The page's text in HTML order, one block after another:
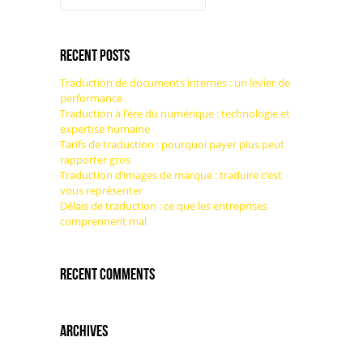
Recent Posts
Traduction de documents internes : un levier de
performance
Traduction à l’ère du numérique : technologie et
expertise humaine
Tarifs de traduction : pourquoi payer plus peut
rapporter gros
Traduction d’images de marque : traduire c’est
vous représenter
Délais de traduction : ce que les entreprises
comprennent mal
Recent Comments
Archives